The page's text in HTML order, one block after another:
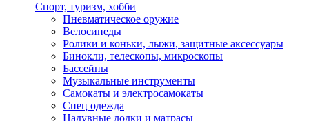
Спорт, туризм, хобби
Пневматическое оружие
Велосипеды
Ролики и коньки, лыжи, защитные аксессуары
Бинокли, телескопы, микроскопы
Бассейны
Музыкальные инструменты
Самокаты и электросамокаты
Спец одежда
Надувные лодки и матрасы